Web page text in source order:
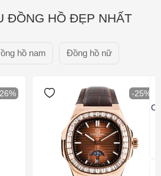
ĐỒNG HỒ ĐẸP NHẤT
hồ nam Đồng hồ nữ
-25%